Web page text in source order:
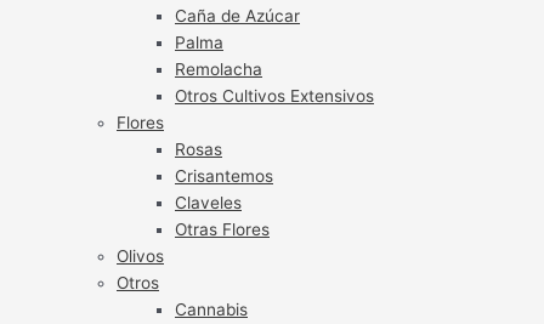
Caña de Azúcar
Palma
Remolacha
Otros Cultivos Extensivos
Flores
Rosas
Crisantemos
Claveles
Otras Flores
Olivos
Otros
Cannabis